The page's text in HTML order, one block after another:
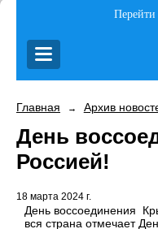
Главная → Архив
День
Россией!
18 марта 2024 г.
День воссоединения
вся страна отмечает